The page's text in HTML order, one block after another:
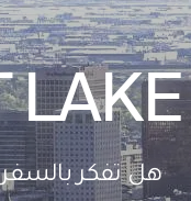
هل تفكر